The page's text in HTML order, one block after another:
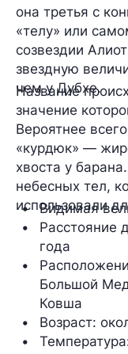
она третья с
«телу» или
созвездии
звездную
чем у Дубхе.
Название
значение
Вероятнее
«курдюк» —
хвоста у
небесных тел,
использовали
Видимая
Расстояние
года
Большой
Ковша
Возраст:
Температура